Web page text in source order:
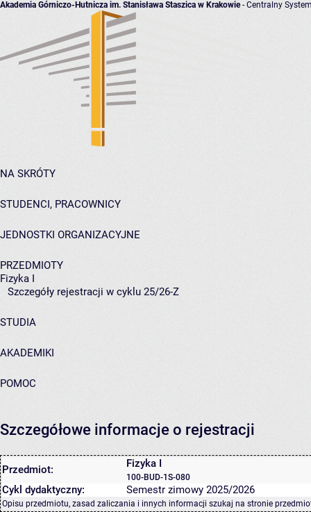
Akademia Górniczo-Hutnicza im. Stanisława Staszica w Krakowie- Centralny
NA SKRÓTY
STUDENCI, PRACOWNICY
JEDNOSTKI ORGANIZACYJNE
PRZEDMIOTY
Fizyka I
Szczegóły rejestracji w cyklu 25/26-Z
STUDIA
AKADEMIKI
POMOC
Szczegółowe informacje o rejestracji
Przedmiot: Fizyka I
100-BUD-1S-080
Cykl dydaktyczny: Semestr zimowy 2025/2026
Opisu przedmiotu, zasad zaliczania i innych informacji szukaj na stronie